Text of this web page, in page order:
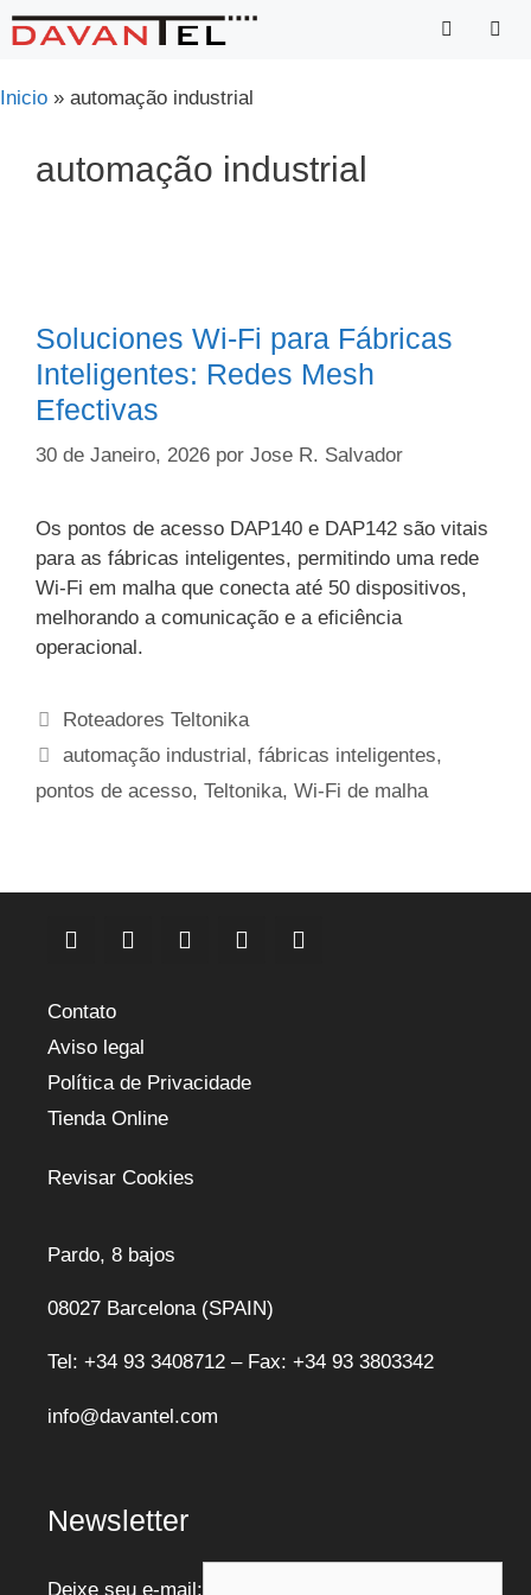
Saltar
para
conteúdo
Inicio » automação industrial
automação industrial
Soluciones Wi-Fi para Fábricas
Inteligentes: Redes Mesh
Efectivas
30 de Janeiro, 2026 por Jose R. Salvador
Os pontos de acesso DAP140 e DAP142 são vitais
para as fábricas inteligentes, permitindo uma rede
Wi-Fi em malha que conecta até 50 dispositivos,
melhorando a comunicação e a eficiência
operacional.
Categorias
Roteadores Teltonika
Etiquetas
automação industrial,fábricas inteligentes,
pontos de acesso, Teltonika, Wi-Fi de malha
Contato
Aviso legal
Política de Privacidade
Tienda Online
Revisar Cookies
Pardo, 8 bajos
08027 Barcelona (SPAIN)
Tel: +34 93 3408712 – Fax: +34 93 3803342
info@davantel.com
Newsletter
Deixe seu e-mail: